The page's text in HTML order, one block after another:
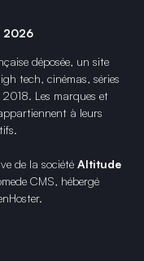
2026
déposée, un site
tech, cinémas, séries
Les marques et
à leurs
de la société Altitude
CMS, hébergé
.